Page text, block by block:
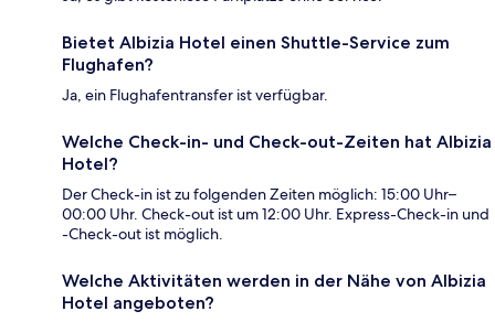
Bietet Albizia Hotel einen Shuttle-Service zum
Flughafen?
Ja, ein Flughafentransfer ist verfügbar.
Welche Check-in- und Check-out-Zeiten hat Albizia
Hotel?
Der Check-in ist zu folgenden Zeiten möglich: 15:00 Uhr–
00:00 Uhr. Check-out ist um 12:00 Uhr. Express-Check-in und
-Check-out ist möglich.
Welche Aktivitäten werden in der Nähe von Albizia
Hotel angeboten?